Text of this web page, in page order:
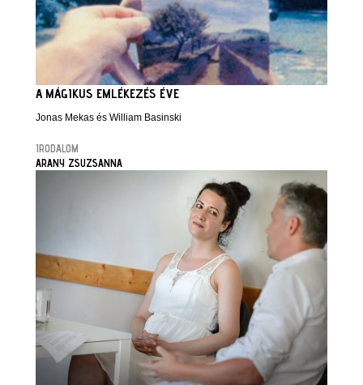
A MÁGIKUS EMLÉKEZÉS ÉVE
Jonas Mekas és William Basinski
IRODALOM
ARANY ZSUZSANNA